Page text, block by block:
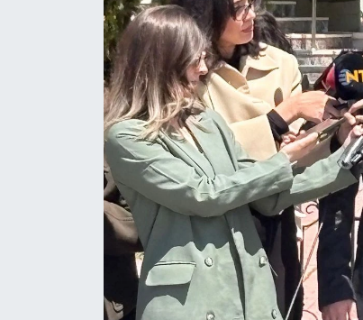
Magazin
Burç Yorumları
Hava Durumu